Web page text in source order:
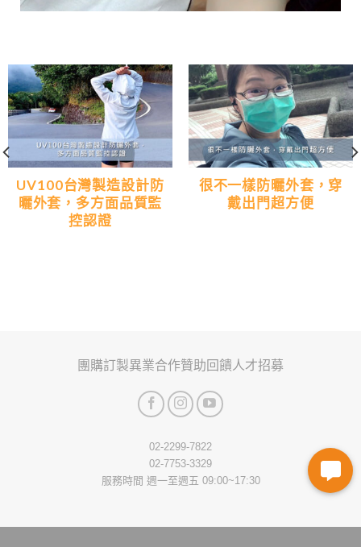
UV100台灣製造設計防
曬外套，多方面品質監
控認證
很不一樣防曬外套，穿
戴出門超方便
團購訂製異業合作贊助回饋人才招募
02-2299-7822
02-7753-3329
服務時間 週一至週五 09:00~17:30